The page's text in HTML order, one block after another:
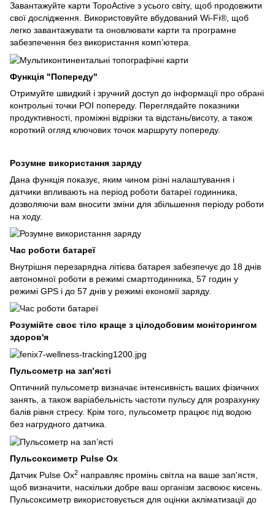
Завантажуйте карти TopoActive з усього світу, щоб продовжити
свої дослідження. Використовуйте вбудований Wi-Fi®, щоб
легко завантажувати та оновлювати карти та програмне
забезпечення без використання комп’ютера.
Функція "Попереду"
Отримуйте швидкий і зручний доступ до інформації про обрані
контрольні точки POI попереду. Переглядайте показники
продуктивності, проміжні відрізки та відстань/висоту, а також
короткий огляд ключових точок маршруту попереду.
Розумне використання заряду
Дана функція показує, яким чином різні налаштування і
датчики впливають на період роботи батареї годинника,
дозволяючи вам вносити зміни для збільшення періоду роботи
на ходу.
Час роботи батареї
Внутрішня перезарядна літієва батарея забезпечує до 18 днів
автономної роботи в режимі смартгодинника, 57 годин у
режимі GPS і до 57 днів у режимі економії заряду.
Розумійте своє тіло краще з цілодобовим моніторингом
здоров'я
Пульсометр на зап’ясті
Оптичний пульсометр визначає інтенсивність ваших фізичних
занять, а також варіабельність частоти пульсу для розрахунку
балів рівня стресу. Крім того, пульсометр працює під водою
без нагрудного датчика.
Пульсоксиметр Pulse Ox
Датчик Pulse Ox2 направляє промінь світла на ваше зап'ястя,
щоб визначити, наскільки добре ваш організм засвоює кисень.
Пульсоксиметр використовується для оцінки акліматизації до